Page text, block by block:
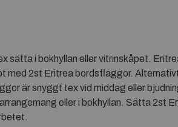
sätta i bokhyllan eller vitrinskåpet.
2st Eritrea bordsflaggor.
är snyggt tex vid middag eller
eller i bokhyllan. Sätta 2st